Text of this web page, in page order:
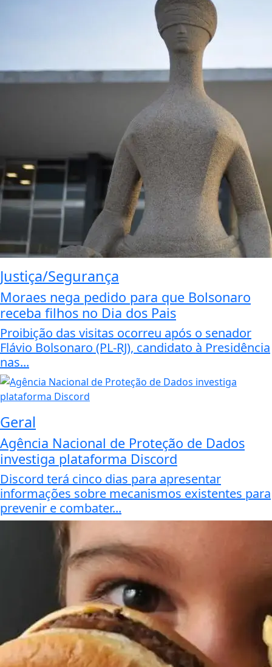
Justiça/Segurança
Moraes nega pedido para que Bolsonaro
receba filhos no Dia dos Pais
Proibição das visitas ocorreu após o senador
Flávio Bolsonaro (PL-RJ), candidato à Presidência
nas...
Geral
Agência Nacional de Proteção de Dados
investiga plataforma Discord
Discord terá cinco dias para apresentar
informações sobre mecanismos existentes para
prevenir e combater...